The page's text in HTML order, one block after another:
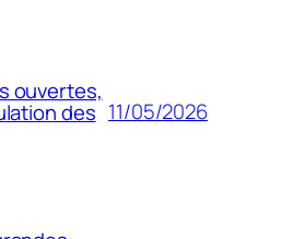
ouvertes,
des 11/05/2026